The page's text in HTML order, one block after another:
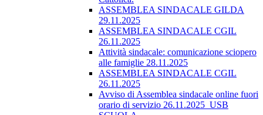
ASSEMBLEA SINDACALE GILDA
29.11.2025
ASSEMBLEA SINDACALE CGIL
26.11.2025
Attività sindacale: comunicazione sciopero
alle famiglie 28.11.2025
ASSEMBLEA SINDACALE CGIL
26.11.2025
Avviso di Assemblea sindacale online fuori
orario di servizio 26.11.2025_USB